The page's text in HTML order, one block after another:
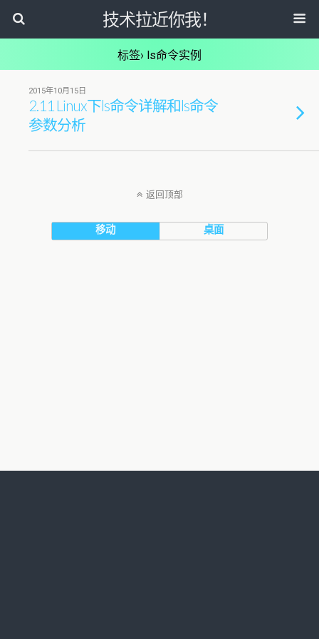
技术拉近你我！
标签› ls命令实例
2015年10月15日
2.11 Linux下ls命令详解和ls命令
参数分析
返回顶部
移动 桌面